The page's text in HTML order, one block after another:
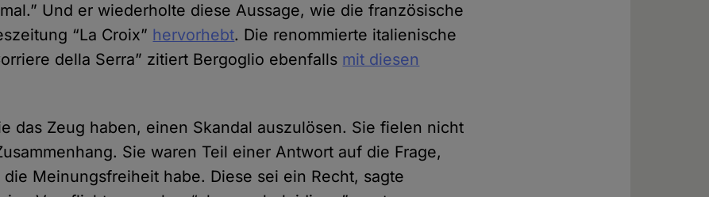
Und er wiederholte diese Aussage, wie die französische
“La Croix” hervorhebt. Die renommierte italienische
della Serra” zitiert Bergoglio ebenfalls mit diesen
das Zeug haben, einen Skandal auszulösen. Sie fielen nicht
Sie waren Teil einer Antwort auf die Frage,
Meinungsfreiheit habe. Diese sei ein Recht, sagte